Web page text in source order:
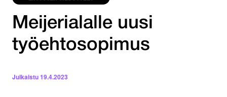
Meijerialalle uusi
työehtosopimus
Julkaistu19.4.2023